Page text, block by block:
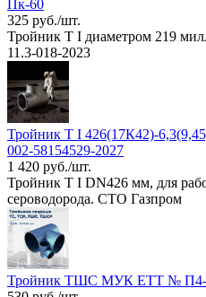
Пк-60
325 руб./шт.
Тройник Т I диаметром 219
11.3-018-2023
Тройник Т I 426(17К42)-
002-58154529-2027
1 420 руб./шт.
Тройник Т I DN426 мм, для
сероводорода. СТО Газпром
Тройник ТШС МУК ЕТТ № П4-